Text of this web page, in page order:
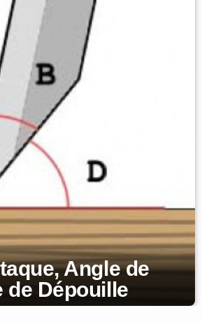
Angle de
de Dépouille